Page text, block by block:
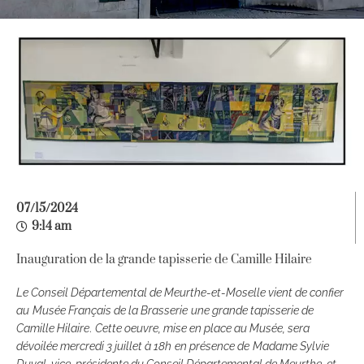
07/15/2024
9:14 am
Inauguration de la grande tapisserie de Camille Hilaire
Le Conseil Départemental de Meurthe-et-Moselle vient de confier
au Musée Français de la Brasserie une grande tapisserie de
Camille Hilaire. Cette oeuvre, mise en place au Musée, sera
dévoilée mercredi 3 juillet à 18h en présence de Madame Sylvie